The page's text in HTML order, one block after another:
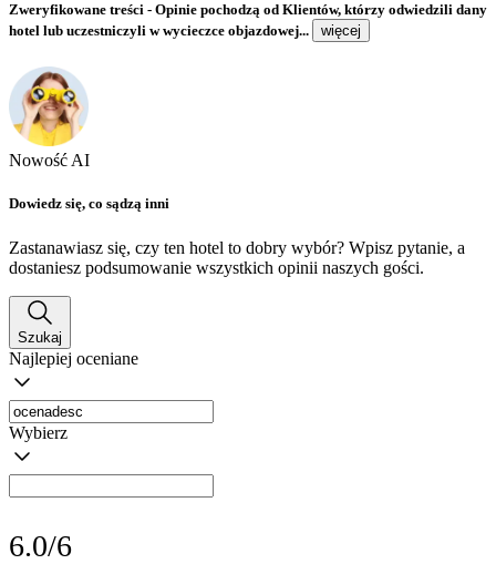
Zweryfikowane treści - Opinie pochodzą od Klientów, którzy odwiedzili dany
hotel lub uczestniczyli w wycieczce objazdowej...
więcej
Nowość AI
Dowiedz się, co sądzą inni
Zastanawiasz się, czy ten hotel to dobry wybór? Wpisz pytanie, a
dostaniesz podsumowanie wszystkich opinii naszych gości.
Szukaj
Najlepiej oceniane
Wybierz
6.0/6